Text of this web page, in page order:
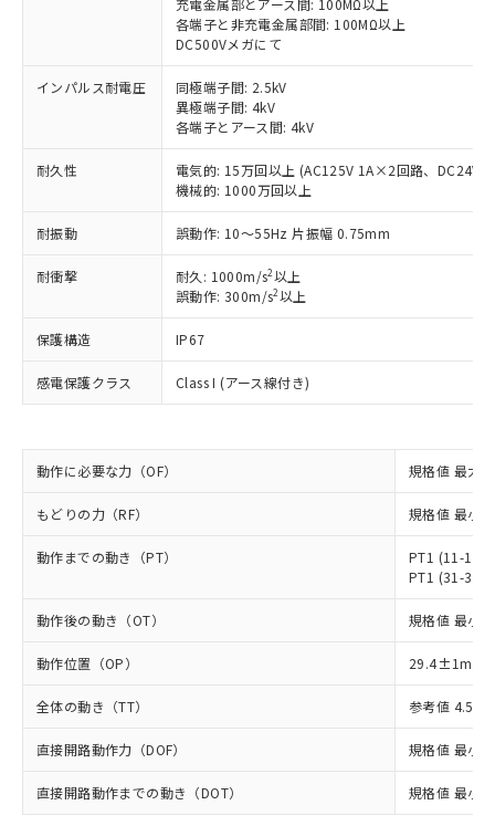
充電金属部とアース間: 100MΩ以上
各端子と非充電金属部間: 100MΩ以上
DC500Vメガにて
インパルス耐電圧
同極端子間: 2.5kV
異極端子間: 4kV
各端子とアース間: 4kV
耐久性
電気的: 15万回以上 (AC125V 1A×2回路、
機械的: 1000万回以上
耐振動 誤動作: 10～55Hz 片振幅 0.75mm
耐衝撃 耐久: 1000m/s2以上
誤動作: 300m/s2以上
保護構造 IP67
感電保護クラス Class I (アース線付き)
動作に必要な力（OF） 規格値 最大
もどりの力（RF） 規格値 最小
動作までの動き（PT）
PT1 (11-12,
PT1 (31-32,
動作後の動き（OT） 規格値 最小
動作位置（OP） 29.4±1mm
全体の動き（TT） 参考値
直接開路動作力（DOF） 規格値 最小
直接開路動作までの動き（DOT） 規格値 最小
ご利用条件
以下の条件をお読みいただき、同意のうえ
ご利用ください。
本サービスは、当社制御機器事業取扱
商品の当社在庫状況および標準価格
(税抜)を提供させていただくもので
当社制御機器事業取扱商品の中には、
本サービスの対象外となる商品もある
在庫状況および標準価格照会結果は、
記載している更新日時点での社内デー
タに基づき作成されるものであり、閲
了承ください。
正式な納期状況および標準価格はお客
様のお取引先、またはお客様担当のオ
ムロン制御機器販売店・当社販売員に
ご相談ください。
」をご確認
ください。
事前の承諾なく第三者に漏洩または開
示しないようお願いします。
ビス）をご利用いただくには、I-Web
メンバーズにご登録されている必要が
あります。
お客様が当ウェブサイト上で当社にご
対応予定：EU RoHS指令（10物質）の非含
有に対応した製品に切り替える予定のある
商品です。
対応予定なし：EU RoHS指令（10物質）の
非含有に非対応の商品で、対応品を出す予
定はありません。
調査・確認中：EU RoHS指令（10物質）の
非含有の対応状況を調査中または確認中の
非該当品：ライセンス料など無形物で、有
害物質有無と関係のない商品です。
仕入先様の事情により、非含有部品として
いたものが、含有品と判明した場合などや
むを得ず変更することがあります。
*EU RoHS指令（10物質）：
鉛(Pb) 1000ppm以下、 水銀(Hg) 1000ppm以下、 カド
類(PBB) 1000ppm以下、ポリ臭化ジフェニルエーテル類
(PBDE) 1000ppm以下、フタル酸ビス(2-エチルヘキシ
（DBP） 1000ppm以下、フタル酸ジイソブチル
但し、RoHS指令で産業用監視および制御機器に対する
適用除外項目は除く。
※2 対応予定月
部品在庫の切り替え状況などにより、予定
※1 中国RoHS○×表
「○」：最大均質材料含有率が中国RoHSの
基準値以下であることを示します。
「×」：最大均質材料含有率が中国RoHSの
基準値を超えていることを示します。
「－」：未確認です。当社販売部門へお問
い合わせください。
*中国RoHS10物質の基準値 (GB/T26572)：
Cr(Ⅵ)(六価クロム) : 1000ppm、 PBBs(ポリ臭化ビフェ
ニル類) : 1000ppm、 PBDEs(ポリ臭化ジフェニルエーテ
DBP(フタル酸ジブチル) : 1000ppm、 DIBP(フタル酸ジ
イソブチル) : 1000ppm、 BBP(フタル酸ブチルベンジ
DEHP(フタル酸ビス(2-エチルヘキシル)) : 1000ppm
※2 環境保護使用期限
「ｅ」：有害物質（10物質）のすべてが基
「10」：通常の使用状況下において有害物
及ぼさない年数を意味します。
「－」：未確認です。当社販売部門へお問
い合わせください。
当社は、これら貴社製品のうち、外国
為替および外国貿易法に定める商品
（以下｢規制貨物等」という）を輸出
または国外への提供する場合は、日本
当社は規制貨物を破棄する場合は、完
全に破砕するなど、違法に輸出されな
当社は貴社製品を、核兵器、ミサイ
武器並びにこれらの製造装置等に一切
使用いたしません。
当社は、貴社製品を第三者に販売する
場合は、上記1、2および3の内容を当
該第三者に通知します。また当社は、
販売先および販売に係わる関係者が違
り引きをいたしません。
記
○ 一定数以上の在庫あり
△
白
情報を公開していない機種